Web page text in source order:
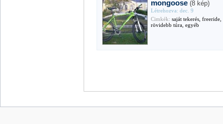
mongoose (8 kép)
Létrehozva: dec. 9
Cimkék: saját tekerés,
rövidebb túra, egyéb